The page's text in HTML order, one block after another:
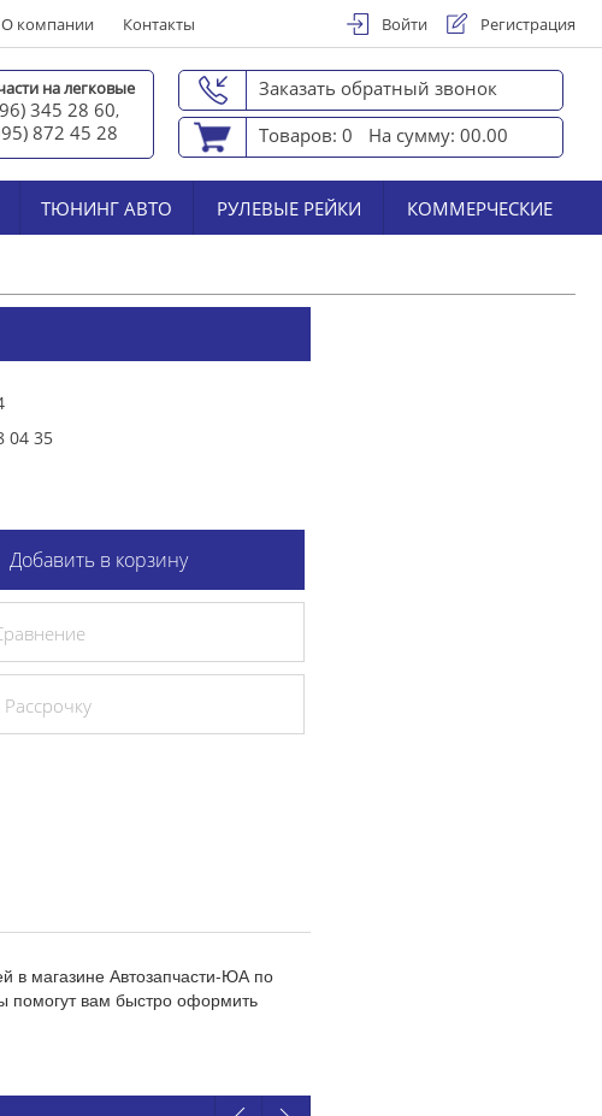
О компании Контакты Войти Регистрация
на легковые
345 28 60,
872 45 28
Заказать обратный звонок
Товаров: 0
На сумму: 00.00
ТЮНИНГ АВТО РУЛЕВЫЕ РЕЙКИ КОММЕРЧЕСКИЕ
04 35
Добавить в корзину
Рассрочку
в магазине Автозапчасти-ЮА по
помогут вам быстро оформить